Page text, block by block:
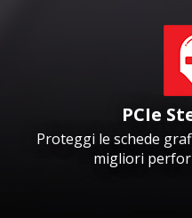
PCIe
Proteggi le schede
migliori